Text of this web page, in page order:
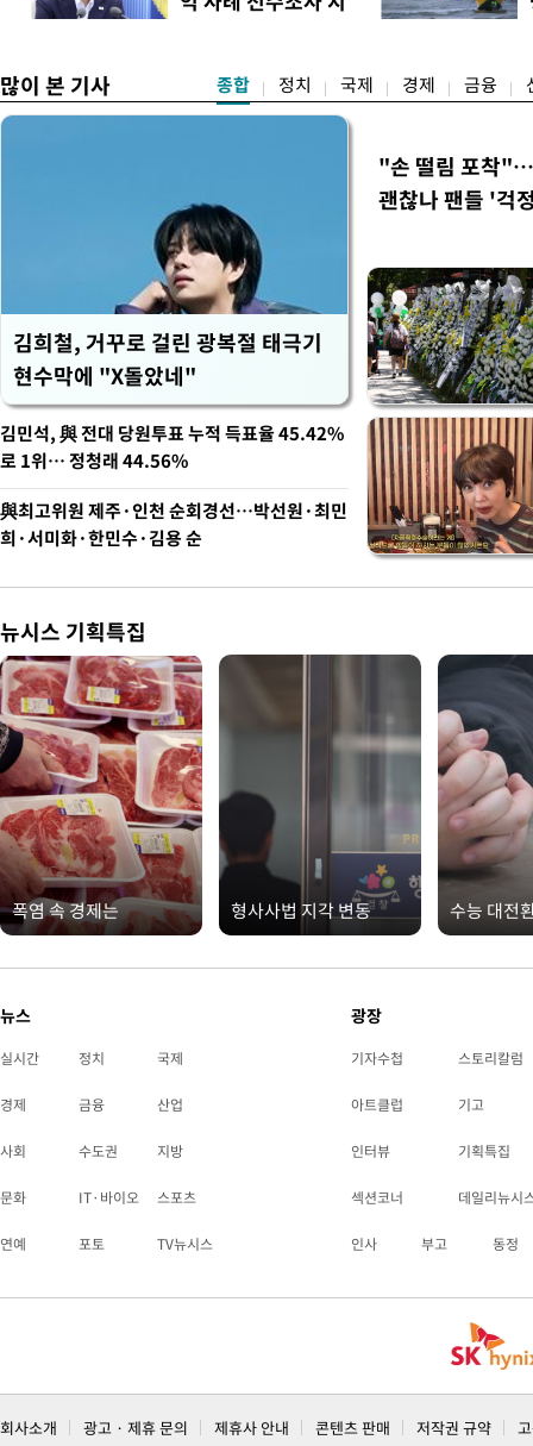
제주·인천 경선에서 이기
많이 본 기사 종합 정치 국제 경제 금융
김희철, 거꾸로 걸린 광복절 태극기
현수막에 "X돌았네"
"손 떨림 포착
괜찮나 팬들 '걱
김민석, 與 전대 당원투표 누적 득표율 45.42%
로 1위… 정청래 44.56%
與최고위원 제주·인천 순회경선…박선원·최민
희·서미화·한민수·김용 순
뉴시스 기획특집
폭염 속 경제는 형사사법 지각 변동 수능 대전
뉴스
실시간 정치 국제
경제 금융 산업
사회 수도권 지방
문화 IT·바이오 스포츠
연예 포토 TV뉴시스
광장
기자수첩 스토리칼럼
아트클럽 기고
인터뷰 기획특집
섹션코너 데일리뉴시
인사 부고 동정
회사소개 광고 · 제휴 문의 제휴사 안내 콘텐츠 판매 저작권 규약